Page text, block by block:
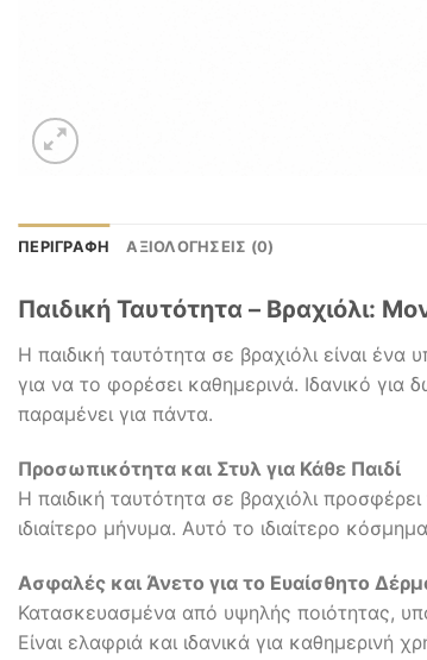
ΠΕΡΙΓΡΑΦΉ ΑΞΙΟΛΟΓΉΣΕΙΣ (0)
Παιδική Ταυτότητα – Βραχιόλι:
Η παιδική ταυτότητα σε βραχιόλι είναι
για να το φορέσει καθημερινά. Ιδανικό για
παραμένει για πάντα.
Προσωπικότητα και Στυλ για Κάθε Παιδί
Η παιδική ταυτότητα σε βραχιόλι
ιδιαίτερο μήνυμα. Αυτό το ιδιαίτερο
Ασφαλές και Άνετο για το Ευαίσθητο
Κατασκευασμένα από υψηλής ποιότητας,
Είναι ελαφριά και ιδανικά για καθημερινή